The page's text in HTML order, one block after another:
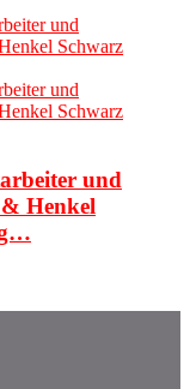
und
Henkel